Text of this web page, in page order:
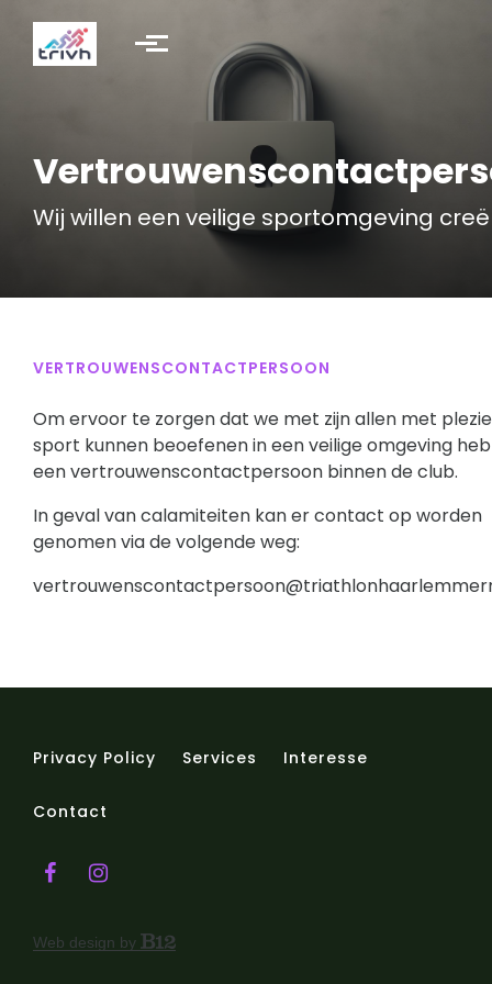
Skip to main content
Wij willen een veilige sportomgeving
VERTROUWENSCONTACTPERSOON
Om ervoor te zorgen dat we met zijn allen met
sport kunnen beoefenen in een veilige omgeving
een vertrouwenscontactpersoon binnen de club.
In geval van calamiteiten kan er contact op worden
genomen via de volgende weg:
Privacy Policy Services Interesse
Contact
Web design by